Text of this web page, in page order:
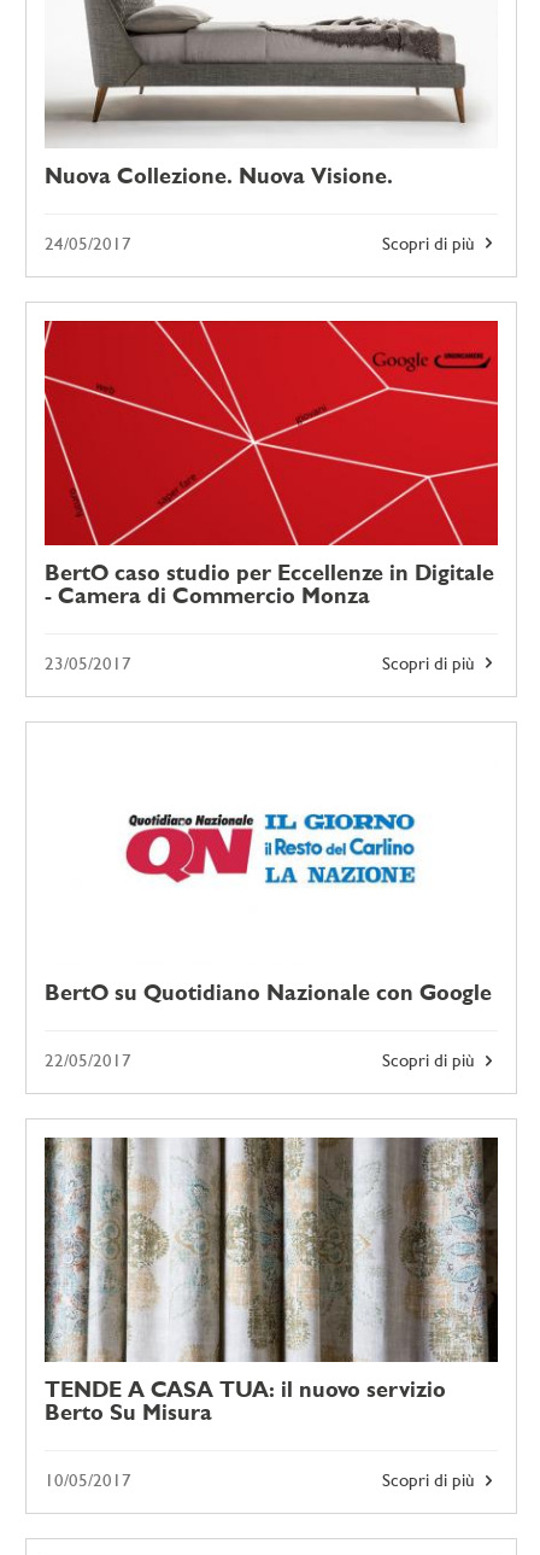
Nuova Collezione. Nuova Visione.
Scopri di più
24/05/2017
BertO caso studio per Eccellenze in Digitale
- Camera di Commercio Monza
Scopri di più
23/05/2017
BertO su Quotidiano Nazionale con Google
Scopri di più
22/05/2017
TENDE A CASA TUA: il nuovo servizio
Berto Su Misura
Scopri di più
10/05/2017